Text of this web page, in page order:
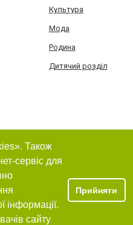
Культура
Мода
Родина
Дитячий розділ
Також
сервіс для
інформації.
сайту
Прийняти